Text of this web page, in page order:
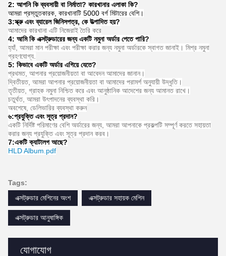
যোগাযোগ
2: আপনি কি ব্যবসায়ী বা নির্মাতা? কারখানার এলাকা কি?
আমরা প্রস্তুতকারক, কারখানাটি 5000 বর্গ মিটারের বেশি।
3:স্ক্রু এবং ব্যারেল জিনিসপত্র, কে উত্পাদিত হয়?
আমাদের কারখানা এটি নিজেরাই তৈরি করে
4: আমি কি এক্সট্রুডারের জন্য একটি নমুনা অর্ডার পেতে পারি?
হ্যাঁ, আমরা মান পরীক্ষা এবং পরীক্ষা করার জন্য নমুনা অর্ডারকে স্বাগত জানাই। মিশ্র নমুনা
গ্রহণযোগ্য.
5: কিভাবে একটি অর্ডার এগিয়ে যেতে?
প্রথমত, আপনার প্রয়োজনীয়তা বা আবেদন আমাদের জানান।
দ্বিতীয়ত, আমরা আপনার প্রয়োজনীয়তা বা আমাদের পরামর্শ অনুযায়ী উদ্ধৃতি।
তৃতীয়ত, গ্রাহক নমুনা নিশ্চিত করে এবং আনুষ্ঠানিক আদেশের জন্য আমানত রাখে।
চতুর্থত, আমরা উৎপাদনের ব্যবস্থা করি।
অবশেষে, ডেলিভারির ব্যবস্থা করুন
৬:প্রযুক্তি এবং সূত্র প্রদান?
একটি নির্দিষ্ট পরিমাণের বেশি অর্ডারের জন্য, আমরা আপনাকে প্রকল্পটি সম্পূর্ণ করতে সহায়তা
করার জন্য প্রযুক্তি এবং সূত্র প্রদান করব।
7:একটি ক্যাটালগ আছে?
HLD Album.pdf
Tags:
এক্সট্রুডার মেশিনের অংশ
এক্সট্রুডার সহায়ক মেশিন
এক্সট্রুডার আনুষাঙ্গিক